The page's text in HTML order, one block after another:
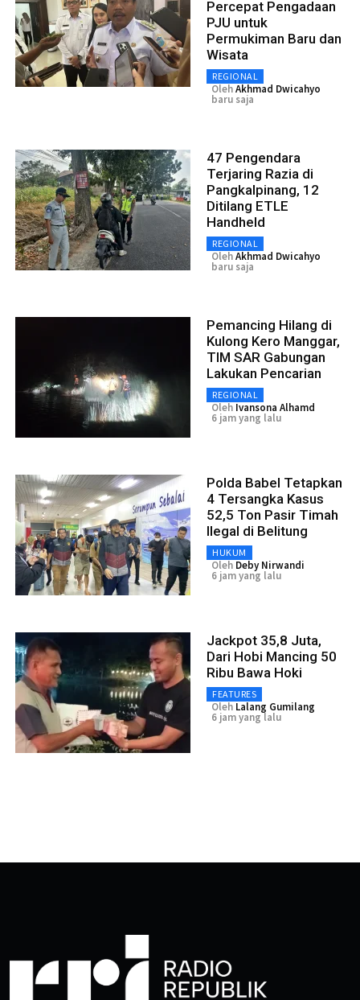
Percepat Pengadaan
PJU untuk
Permukiman Baru dan
Wisata
REGIONAL
OlehAkhmad Dwicahyo
baru saja
47 Pengendara
Terjaring Razia di
Pangkalpinang, 12
Ditilang ETLE
Handheld
REGIONAL
OlehAkhmad Dwicahyo
baru saja
Pemancing Hilang di
Kulong Kero Manggar,
TIM SAR Gabungan
Lakukan Pencarian
REGIONAL
Oleh Ivansona Alhamd
6 jam yang lalu
Polda Babel Tetapkan
4 Tersangka Kasus
52,5 Ton Pasir Timah
Ilegal di Belitung
HUKUM
Oleh Deby Nirwandi
6 jam yang lalu
Jackpot 35,8 Juta,
Dari Hobi Mancing 50
Ribu Bawa Hoki
FEATURES
Oleh Lalang Gumilang
6 jam yang lalu